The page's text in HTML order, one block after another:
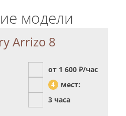
модели
Arrizo 8
от 1 600 ₽/час
4
мест:
3 часа